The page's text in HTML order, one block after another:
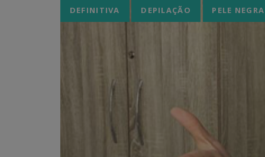
Tags
DEFINITIVA DEPILAÇÃO PELE NEGRA